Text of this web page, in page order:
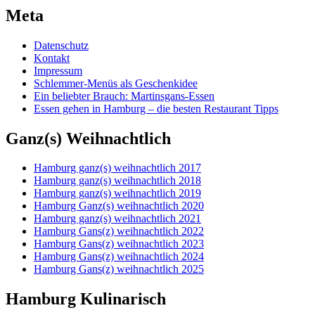
Meta
Datenschutz
Kontakt
Impressum
Schlemmer-Menüs als Geschenkidee
Ein beliebter Brauch: Martinsgans-Essen
Essen gehen in Hamburg – die besten Restaurant Tipps
Ganz(s) Weihnachtlich
Hamburg ganz(s) weihnachtlich 2017
Hamburg ganz(s) weihnachtlich 2018
Hamburg ganz(s) weihnachtlich 2019
Hamburg Ganz(s) weihnachtlich 2020
Hamburg ganz(s) weihnachtlich 2021
Hamburg Gans(z) weihnachtlich 2022
Hamburg Gans(z) weihnachtlich 2023
Hamburg Gans(z) weihnachtlich 2024
Hamburg Gans(z) weihnachtlich 2025
Hamburg Kulinarisch